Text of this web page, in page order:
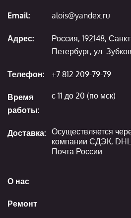
О нас
Ремонт
Email: alois@yandex.ru
Адрес:
Россия, 192148,
Петербург, ул.
Телефон: +7 812 209-79-79
Время
работы:
с 11 до 20 (по мск)
Доставка: Осуществляется
компании СДЭК,
Почта России